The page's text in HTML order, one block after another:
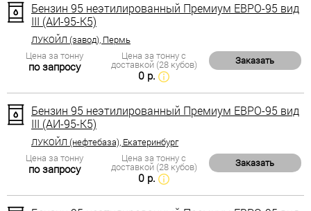
Бензин 95 неэтилированный Премиум ЕВРО-95 вид
III (АИ-95-К5)
ЛУКОЙЛ (завод), Пермь
Цена за тонну
по запросу
Цена за тонну с
доставкой (28 кубов)
0 р.
Заказать
Бензин 95 неэтилированный Премиум ЕВРО-95 вид
III (АИ-95-К5)
ЛУКОЙЛ (нефтебаза), Екатеринбург
Цена за тонну
по запросу
Цена за тонну с
доставкой (28 кубов)
0 р.
Заказать